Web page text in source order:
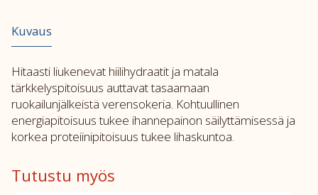
Kuvaus
Hitaasti liukenevat hiilihydraatit ja matala
tärkkelyspitoisuus auttavat tasaamaan
ruokailunjälkeistä verensokeria. Kohtuullinen
energiapitoisuus tukee ihannepainon säilyttämisessä ja
korkea proteiinipitoisuus tukee lihaskuntoa.
Tutustu myös